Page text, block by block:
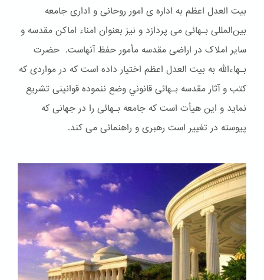
بیت العدل اعظم به اداره ی امور روحانی و اداری جامعه
بین‌المللی بـهائی می پردازد و نیز بعنوان امناء اماکن مقدسه و
سایر املاک در اراضی مقدسه مأمور حفظ آنهاست. حضرت
بـهاءالله به بیت العدل اعظم اختیار داده است که در مواردی که
کتب و آثار مقدسه بـهائی قانوني وضع ننموده قوانینی تشریع
نماید و این هیأت است که جامعه بـهائی را در جهانی که
پیوسته در تغییر است رهبری و راهنمائی می کند.